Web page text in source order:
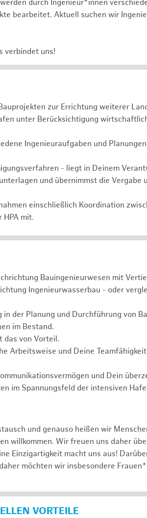
durch Ingenieur*innen
bearbeitet. Aktuell suchen wir
verbindet uns!
zur Errichtung weiterer
unter Berücksichtigung
Ingenieuraufgaben und
- liegt in Deinem
und übernimmst die Vergabe
einschließlich Koordination
HPA mit.
Bauingenieurwesen mit
Ingenieurwasserbau - oder
der Planung und Durchführung von
im Bestand.
das von Vorteil.
Arbeitsweise und Deine
und Dein
im Spannungsfeld der intensiven
und genauso heißen wir
willkommen. Wir freuen uns daher
Einzigartigkeit macht uns aus!
möchten wir insbesondere
VORTEILE